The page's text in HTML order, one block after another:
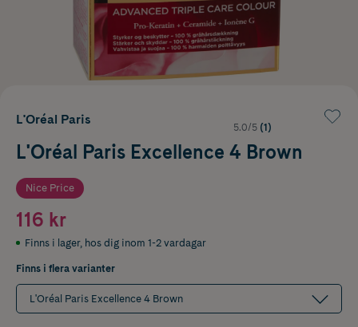
L'Oréal Paris
5.0/5 (1)
L'Oréal Paris Excellence 4 Brown
Nice Price
116 kr
Finns i lager, hos dig inom 1-2 vardagar
Finns i flera varianter
L'Oréal Paris Excellence 4 Brown